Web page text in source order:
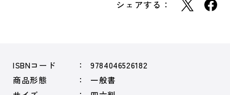
シェアする：
ISBNコード
9784046526182
商品形態
一般書